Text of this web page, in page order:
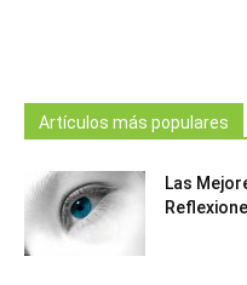
Artículos más populares
Las